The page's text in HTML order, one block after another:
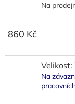
Na
860 Kč
Velikost:
Na